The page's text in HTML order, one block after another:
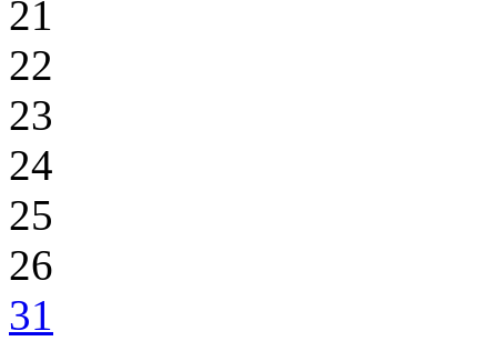
21
22
23
24
25
26
31